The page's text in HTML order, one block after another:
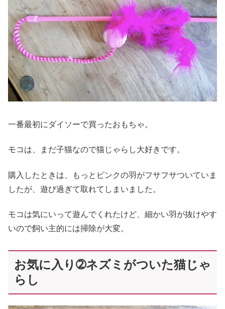
一番最初にダイソーで買ったおもちゃ。
モコは、まだ子猫なので猫じゃらし大好きです。
購入したときは、もっとピンクの羽がフサフサついていま
したが、遊び過ぎて取れてしまいました。
モコは気にいって遊んでくれたけど、細かい羽が抜けやす
いので飼い主的には掃除が大変。
お気に入り➁ネズミがついた猫じゃ
らし